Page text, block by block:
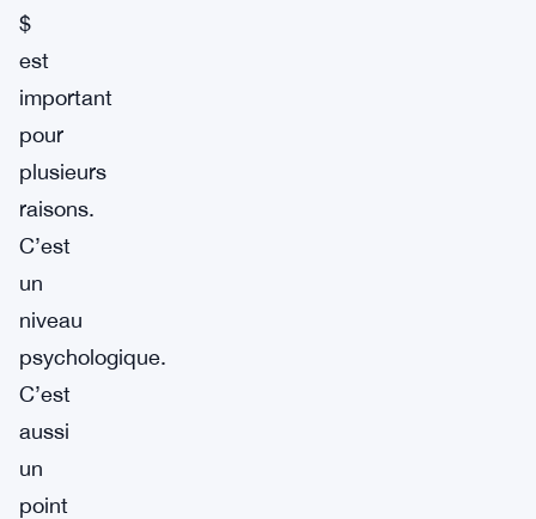
$
est
important
pour
plusieurs
raisons.
C’est
un
niveau
psychologique.
C’est
aussi
un
point